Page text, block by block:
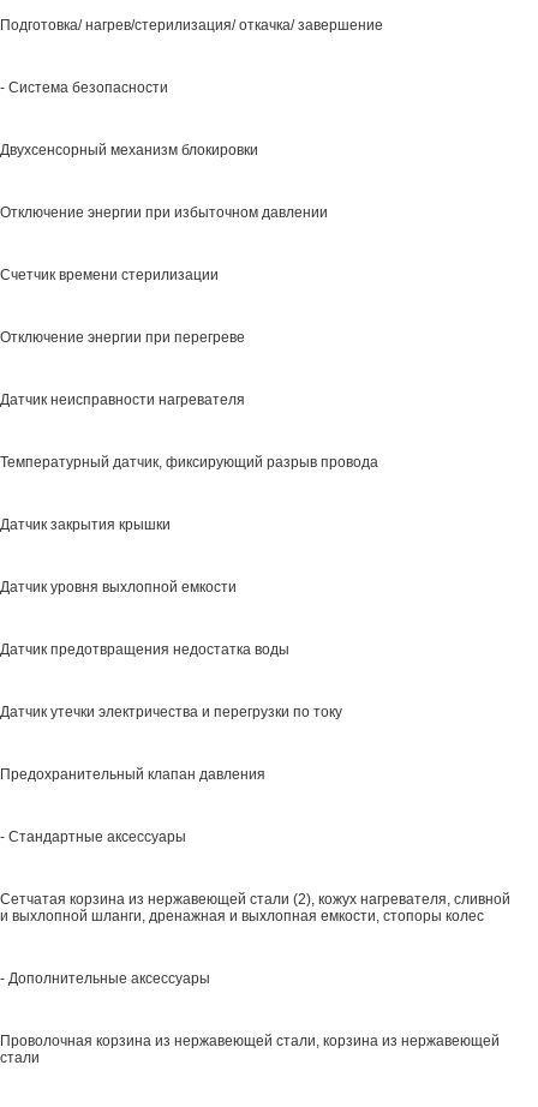
Подготовка/ нагрев/стерилизация/ откачка/ завершение
- Система безопасности
Двухсенсорный механизм блокировки
Отключение энергии при избыточном давлении
Счетчик времени стерилизации
Отключение энергии при перегреве
Датчик неисправности нагревателя
Температурный датчик, фиксирующий разрыв провода
Датчик закрытия крышки
Датчик уровня выхлопной емкости
Датчик предотвращения недостатка воды
Датчик утечки электричества и перегрузки по току
Предохранительный клапан давления
- Стандартные аксессуары
Сетчатая корзина из нержавеющей стали (2), кожух нагревателя, сливной
и выхлопной шланги, дренажная и выхлопная емкости, стопоры колес
- Дополнительные аксессуары
Проволочная корзина из нержавеющей стали, корзина из нержавеющей
стали